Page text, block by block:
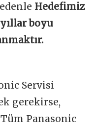
Hedefimiz
boyu
Servisi
gerekirse,
Panasonic